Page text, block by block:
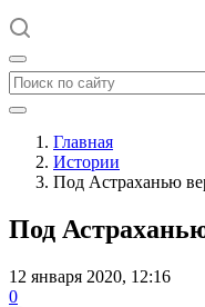
Главная
Истории
Под Астраханью
Под
12 января 2020, 12:16
0